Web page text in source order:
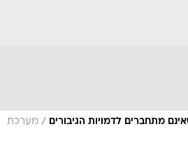
מתחברים לדמויות הגיבורים / מערכת